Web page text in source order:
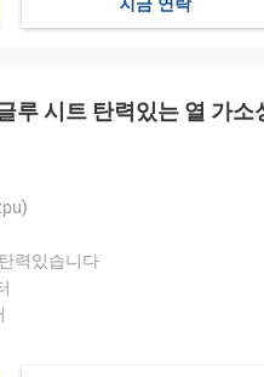
지금 연락
루 시트 탄력있는 열 가소
력있습니다